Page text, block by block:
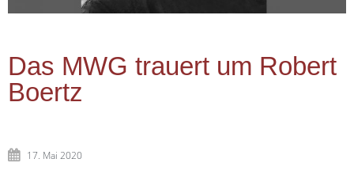
Das MWG trauert um Robert
Boertz
17. Mai 2020